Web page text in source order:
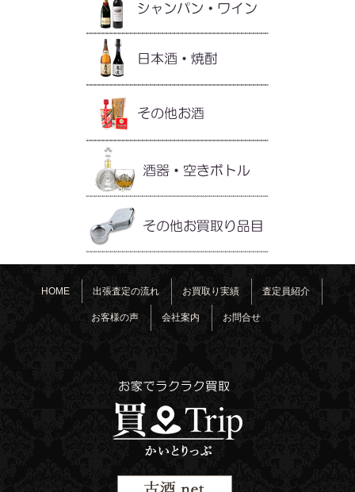
HOME 出張査定の流れ お買取り実績 査定員紹介
お客様の声 会社案内 お問合せ